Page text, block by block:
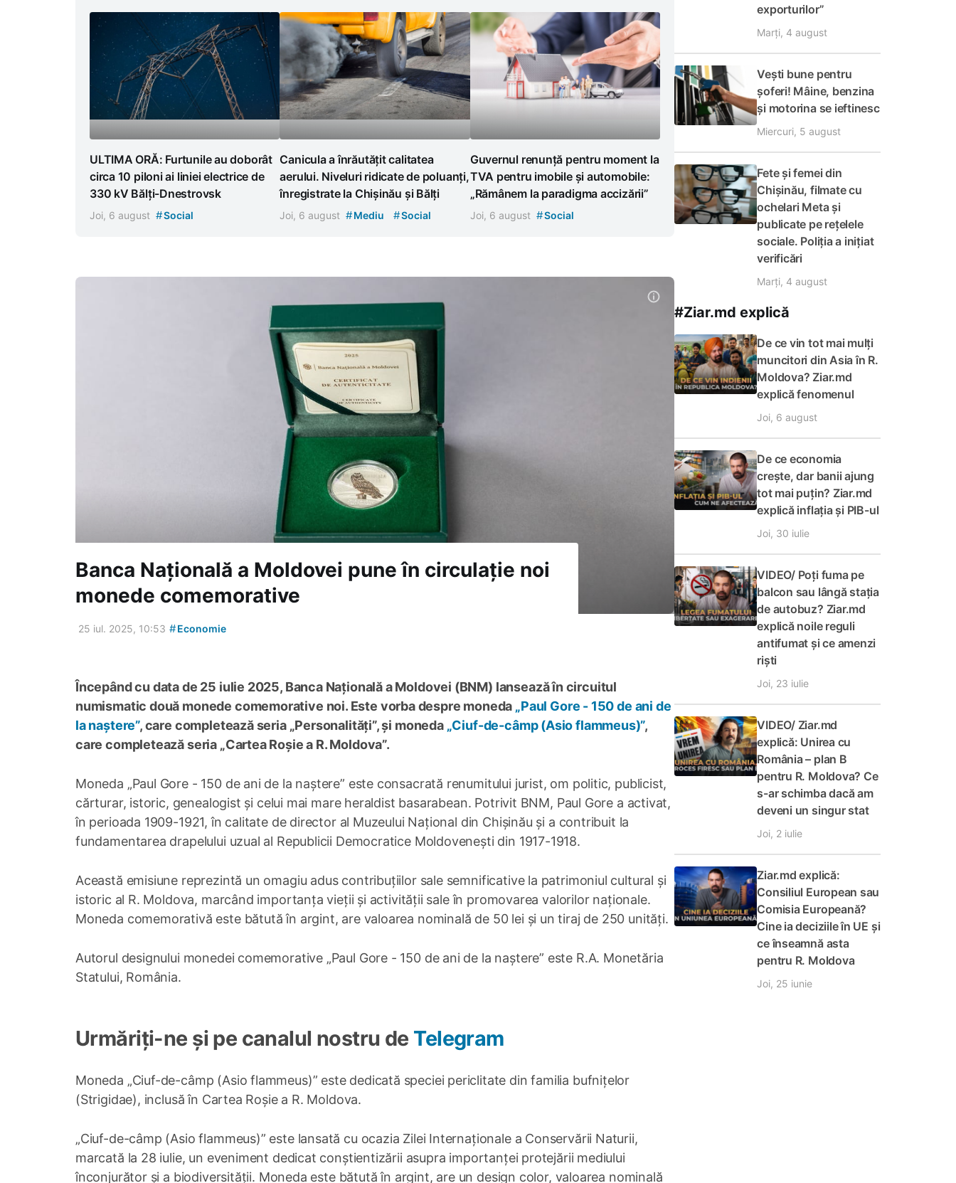
ULTIMA ORĂ: Furtunile au doborât
circa 10 piloni ai liniei electrice de
330 kV Bălți-Dnestrovsk
Joi, 6 august #Social
Canicula a înrăutățit calitatea
aerului. Niveluri ridicate de poluanți,
înregistrate la Chișinău și Bălți
Joi, 6 august #Mediu #Social
Guvernul renunță pentru moment la
TVA pentru imobile și automobile:
„Rămânem la paradigma accizării”
Joi, 6 august #Social
Banca Națională a Moldovei pune în circulație noi
monede comemorative
25 iul. 2025, 10:53 #Economie
Începând cu data de 25 iulie 2025, Banca Națională a Moldovei (BNM) lansează în circuitul
numismatic două monede comemorative noi. Este vorba despre moneda „Paul Gore - 150 de ani de
la naștere”, care completează seria „Personalități”, și moneda „Ciuf-de-câmp (Asio flammeus)”,
care completează seria „Cartea Roșie a R. Moldova”.
Moneda „Paul Gore - 150 de ani de la naștere” este consacrată renumitului jurist, om politic, publicist,
cărturar, istoric, genealogist și celui mai mare heraldist basarabean. Potrivit BNM, Paul Gore a activat,
în perioada 1909-1921, în calitate de director al Muzeului Național din Chișinău și a contribuit la
fundamentarea drapelului uzual al Republicii Democratice Moldovenești din 1917-1918.
Această emisiune reprezintă un omagiu adus contribuțiilor sale semnificative la patrimoniul cultural și
istoric al R. Moldova, marcând importanța vieții și activității sale în promovarea valorilor naționale.
Moneda comemorativă este bătută în argint, are valoarea nominală de 50 lei și un tiraj de 250 unități.
Autorul designului monedei comemorative „Paul Gore - 150 de ani de la naștere” este R.A. Monetăria
Statului, România.
Urmăriți-ne și pe canalul nostru de Telegram
Moneda „Ciuf-de-câmp (Asio flammeus)” este dedicată speciei periclitate din familia bufnițelor
(Strigidae), inclusă în Cartea Roșie a R. Moldova.
„Ciuf-de-câmp (Asio flammeus)” este lansată cu ocazia Zilei Internaționale a Conservării Naturii,
marcată la 28 iulie, un eveniment dedicat conștientizării asupra importanței protejării mediului
înconjurător și a biodiversității. Moneda este bătută în argint, are un design color, valoarea nominală
exporturilor”
Marți, 4 august
Vești bune pentru
șoferi! Mâine, benzina
și motorina se ieftinesc
Miercuri, 5 august
Fete și femei din
Chișinău, filmate cu
ochelari Meta și
publicate pe rețelele
sociale. Poliția a inițiat
verificări
Marți, 4 august
#Ziar.md explică
De ce vin tot mai mulți
muncitori din Asia în R.
Moldova? Ziar.md
explică fenomenul
Joi, 6 august
De ce economia
crește, dar banii ajung
tot mai puțin? Ziar.md
explică inflația și PIB-ul
Joi, 30 iulie
VIDEO/ Poți fuma pe
balcon sau lângă stația
de autobuz? Ziar.md
explică noile reguli
antifumat și ce amenzi
riști
Joi, 23 iulie
VIDEO/ Ziar.md
explică: Unirea cu
România – plan B
pentru R. Moldova? Ce
s-ar schimba dacă am
deveni un singur stat
Joi, 2 iulie
Ziar.md explică:
Consiliul European sau
Comisia Europeană?
Cine ia deciziile în UE și
ce înseamnă asta
pentru R. Moldova
Joi, 25 iunie